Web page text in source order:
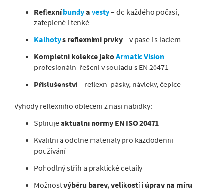
Reflexníbundya vesty– do každého počasí,
zateplené i tenké
Kalhotys reflexními prvky– v pase i s laclem
Kompletní kolekce jakoArmatic Vision–
profesionální řešení v souladu s EN 20471
Příslušenství– reflexní pásky, návleky, čepice
Výhody reflexního oblečení z naší nabídky:
Splňujeaktuální normy EN ISO 20471
Kvalitní a odolné materiály pro každodenní
používání
Pohodlný střih a praktické detaily
Možnostvýběru barev, velikostí i úprav na míru